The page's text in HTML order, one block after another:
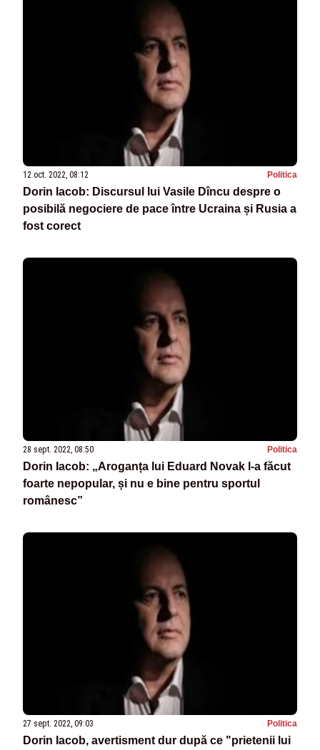
12 oct. 2022, 08:12 Politica
Dorin Iacob: Discursul lui Vasile Dîncu despre o
posibilă negociere de pace între Ucraina și Rusia a
fost corect
28 sept. 2022, 08:50 Politica
Dorin Iacob: „Aroganța lui Eduard Novak l-a făcut
foarte nepopular, și nu e bine pentru sportul
românesc”
27 sept. 2022, 09:03 Politica
Dorin Iacob, avertisment dur după ce "prietenii lui